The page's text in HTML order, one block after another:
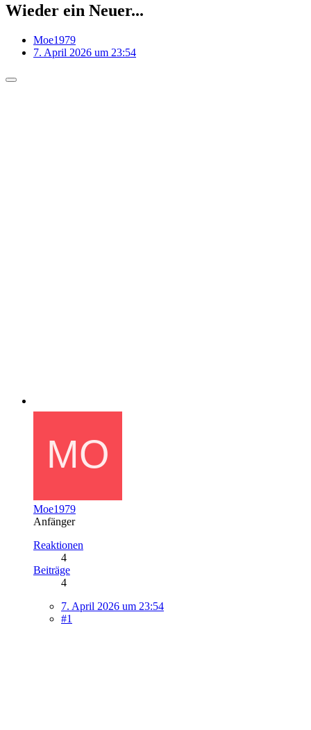
Wieder ein Neuer...
Moe1979
7. April 2026 um 23:54
Moe1979
Anfänger
Reaktionen
4
Beiträge
4
7. April 2026 um 23:54
#1